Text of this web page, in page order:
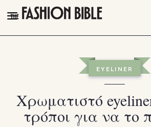
THE FASHION BIBLE
TALK OF THE TOWN
PLEASURES
EYELINER
Χρωματιστό
τρόποι για να το